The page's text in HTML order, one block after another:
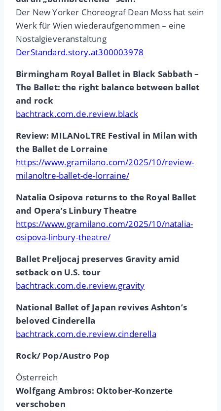
Der New Yorker Choreograf Dean Moss hat sein
Werk für Wien wiederaufgenommen – eine
Nostalgieveranstaltung
DerStandard.story.at300003978
Birmingham Royal Ballet in Black Sabbath –
The Ballet: the right balance between ballet
and rock
bachtrack.com.de.review.black
Review: MILANoLTRE Festival in Milan with
the Ballet de Lorraine
https://www.gramilano.com/2025/10/review-
milanoltre-ballet-de-lorraine/
Natalia Osipova returns to the Royal Ballet
and Opera’s Linbury Theatre
https://www.gramilano.com/2025/10/natalia-
osipova-linbury-theatre/
Ballet Preljocaj preserves Gravity amid
setback on U.S. tour
bachtrack.com.de.review.gravity
National Ballet of Japan revives Ashton’s
beloved Cinderella
bachtrack.com.de.review.cinderella
Rock/ Pop/Austro Pop
Österreich
Wolfgang Ambros: Oktober-Konzerte
verschoben